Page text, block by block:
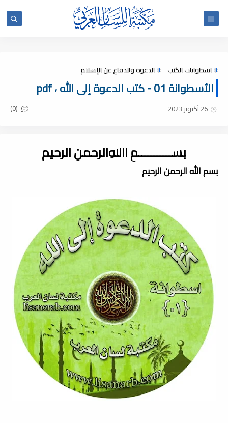
اسطوانات الكتب الدعوة والدفاع عن الإسلام
الأسطوانة 01 - كتب الدعوة إلى الله ، pdf
26 أكتوبر 2023 (0)
بســـــــــــمِ اﷲِالرحمنِ الرحيم
بسم الله الرحمن الرحيم